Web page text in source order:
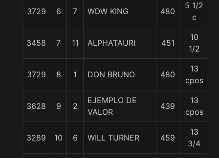
3729 6 7 WOW KING 480
5 1/2
c
3458 7 11 ALPHATAURI 451
10
1/2
3729 8 1 DON BRUNO 480
13
cpos
3628 9 2
EJEMPLO DE
VALOR
439
13
cpos
3289 10 6 WILL TURNER 459
13
3/4